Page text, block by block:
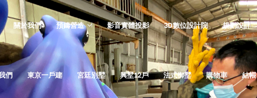
關於我們 預鑄營造 影音實體投影 3D數位設計院 規劃設計
們 東京一戶建 宮廷別墅 興墅12戶 法式御墅 購物車 結帳